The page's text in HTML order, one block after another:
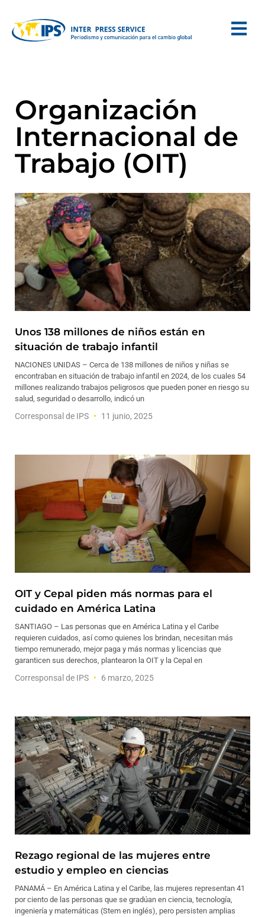
Organización
Internacional de
Trabajo (OIT)
Unos 138 millones de niños están en
situación de trabajo infantil
NACIONES UNIDAS – Cerca de 138 millones de niños y niñas se
encontraban en situación de trabajo infantil en 2024, de los cuales 54
millones realizando trabajos peligrosos que pueden poner en riesgo su
salud, seguridad o desarrollo, indicó un
Corresponsal de IPS 11 junio, 2025
OIT y Cepal piden más normas para el
cuidado en América Latina
SANTIAGO – Las personas que en América Latina y el Caribe
requieren cuidados, así como quienes los brindan, necesitan más
tiempo remunerado, mejor paga y más normas y licencias que
garanticen sus derechos, plantearon la OIT y la Cepal en
Corresponsal de IPS 6 marzo, 2025
Rezago regional de las mujeres entre
estudio y empleo en ciencias
PANAMÁ – En América Latina y el Caribe, las mujeres representan 41
por ciento de las personas que se gradúan en ciencia, tecnología,
ingeniería y matemáticas (Stem en inglés), pero persisten amplias